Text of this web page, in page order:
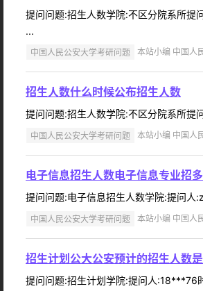
提问问题:招生人数学院:不区分院系所
...
中国人民公安大学考研问题 本站小编 中国人
招生人数什么时候公布招生人数
提问问题:招生人数学院:不区分院系所
中国人民公安大学考研问题 本站小编 中国人
电子信息招生人数电子信息专业招
提问问题:电子信息招生人数学院:提问
中国人民公安大学考研问题 本站小编 中国人
招生计划公大公安预计的招生人数
提问问题:招生计划学院:提问人:18***76